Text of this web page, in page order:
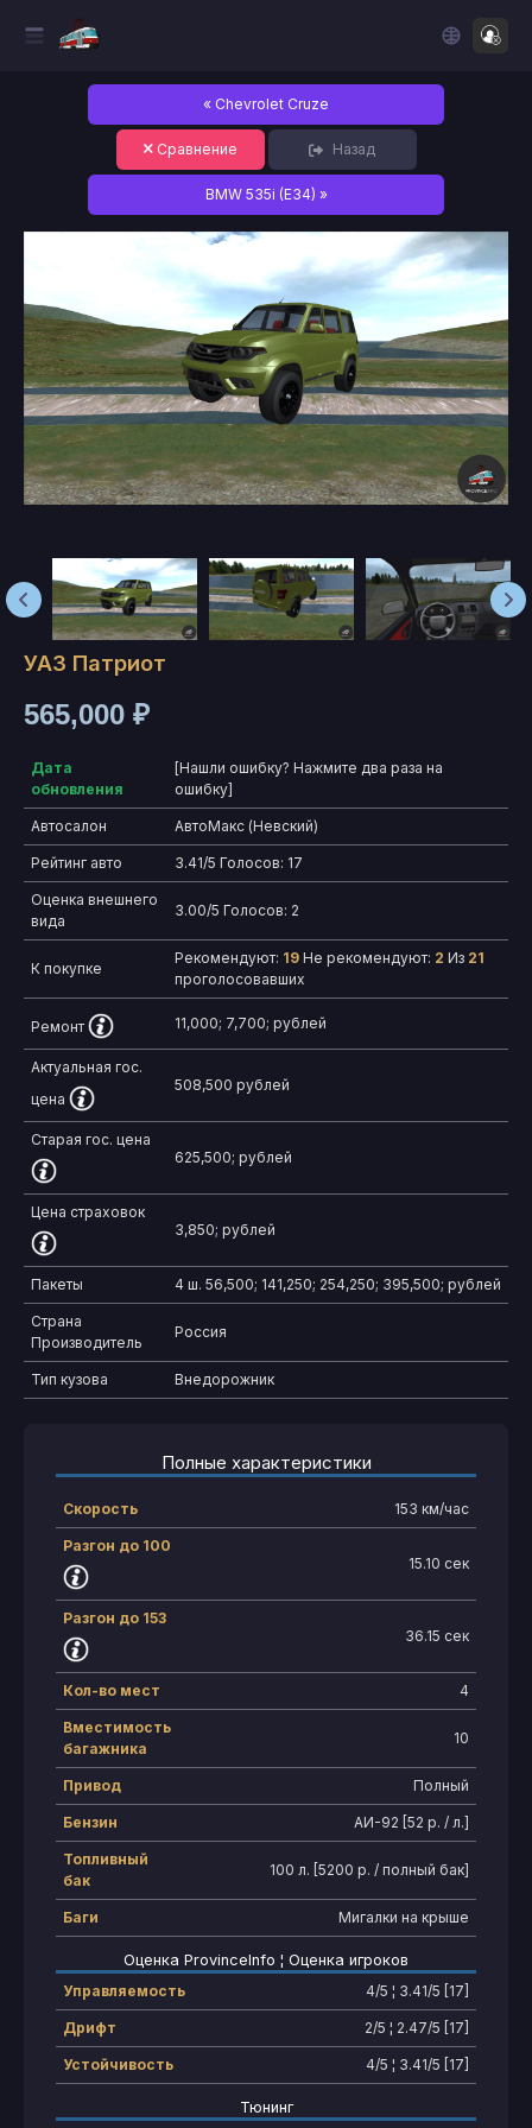
« Chevrolet Cruze
Сравнение Назад
BMW 535i (E34) »
УАЗ Патриот
565,000 ₽
Дата
обновления
[Нашли ошибку? Нажмите два раза на
ошибку]
Автосалон АвтоМакс (Невский)
Рейтинг авто 3.41/5 Голосов: 17
Оценка внешнего
вида
3.00/5 Голосов: 2
К покупке
Рекомендуют: 19 Не рекомендуют: 2 Из 21
проголосовавших
Ремонт 11,000; 7,700; рублей
Актуальная гос.
цена
508,500 рублей
Старая гос. цена
625,500; рублей
Цена страховок
3,850; рублей
Пакеты 4 ш. 56,500; 141,250; 254,250; 395,500; рублей
Страна
Производитель
Россия
Тип кузова Внедорожник
Полные характеристики
Скорость 153 км/час
Разгон до 100
15.10 сек
Разгон до 153
36.15 сек
Кол-во мест 4
Вместимость
багажника
10
Привод Полный
Бензин АИ-92 [52 р. / л.]
Топливный
бак
100 л. [5200 р. / полный бак]
Баги Мигалки на крыше
Оценка ProvinceInfo ¦ Оценка игроков
Управляемость
4/5 ¦ 3.41/5 [17]
Дрифт 2/5 ¦ 2.47/5 [17]
Устойчивость 4/5 ¦ 3.41/5 [17]
Тюнинг